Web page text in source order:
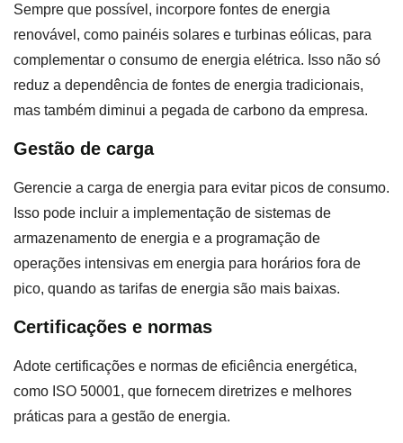
Sempre que possível, incorpore fontes de energia
renovável, como painéis solares e turbinas eólicas, para
complementar o consumo de energia elétrica. Isso não só
reduz a dependência de fontes de energia tradicionais,
mas também diminui a pegada de carbono da empresa.
Gestão de carga
Gerencie a carga de energia para evitar picos de consumo.
Isso pode incluir a implementação de sistemas de
armazenamento de energia e a programação de
operações intensivas em energia para horários fora de
pico, quando as tarifas de energia são mais baixas.
Certificações e normas
Adote certificações e normas de eficiência energética,
como ISO 50001, que fornecem diretrizes e melhores
práticas para a gestão de energia.